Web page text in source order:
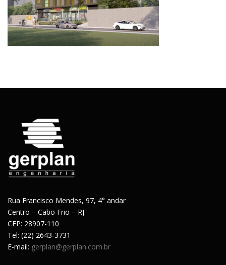
Rua Francisco Mendes, 97, 4° andar
Centro – Cabo Frio – RJ
CEP: 28907-110
Tel: (22) 2643-3731
E-mail: gerplan@gerplan.com.br